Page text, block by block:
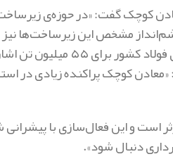
کوچک گفت: «در حوزه‌ی زیرساخت
مشخص این زیرساخت‌ها نیز
رئیس هیات مدیره هلدینگ فولاد متیل نیز در این
کوچک پراکنده زیادی در
است و این فعال‌سازی با
دنبال شود».